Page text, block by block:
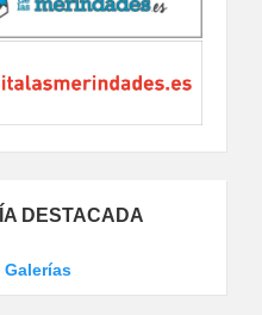
DESTACADA
Galerías